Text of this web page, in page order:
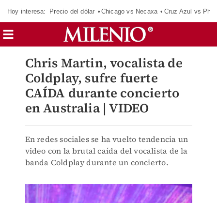
Hoy interesa: Precio del dólar Chicago vs Necaxa Cruz Azul vs
Chris Martin, vocalista de
Coldplay, sufre fuerte
CAÍDA durante concierto
en Australia | VIDEO
En redes sociales se ha vuelto tendencia un
video con la brutal caída del vocalista de la
banda Coldplay durante un concierto.